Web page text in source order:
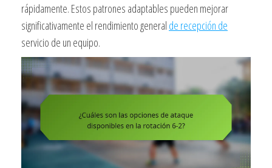
rápidamente. Estos patrones adaptables pueden mejorar
significativamente el rendimiento general de recepción de
servicio de un equipo.